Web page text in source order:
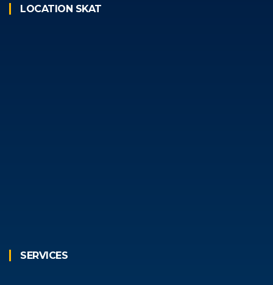
LOCATION SKAT
SERVICES